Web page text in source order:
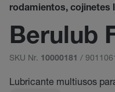
rodamientos, cojinetes
Berulub
SKU Nr. 10000181 /
Lubricante multiusos